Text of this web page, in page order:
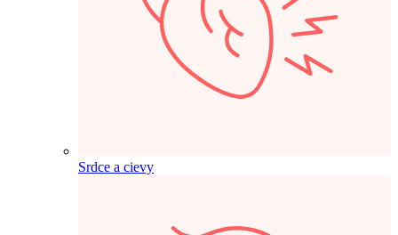
Srdce a cievy